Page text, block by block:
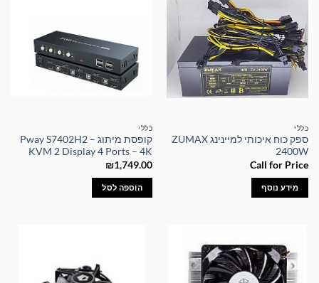
כללי
ספק כוח איכותי למיינינג ZUMAX
2400W
Call for Price
מידע נוסף
כללי
קופסת מיתוג – Pway S7402H2
KVM 2 Display 4 Ports – 4K
₪1,749.00
הוספה לסל